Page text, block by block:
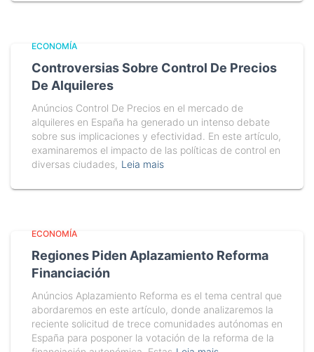
ECONOMÍA
Controversias Sobre Control De Precios
De Alquileres
Anúncios Control De Precios en el mercado de
alquileres en España ha generado un intenso debate
sobre sus implicaciones y efectividad. En este artículo,
examinaremos el impacto de las políticas de control en
diversas ciudades, Leia mais
ECONOMÍA
Regiones Piden Aplazamiento Reforma
Financiación
Anúncios Aplazamiento Reforma es el tema central que
abordaremos en este artículo, donde analizaremos la
reciente solicitud de trece comunidades autónomas en
España para posponer la votación de la reforma de la